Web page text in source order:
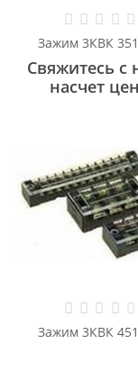
Зажим 3КВК
Свяжитесь с
насчет
Зажим 3КВК